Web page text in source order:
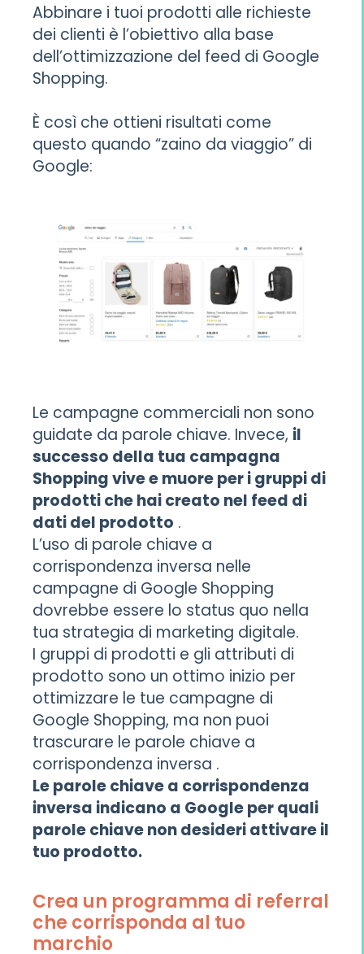
Abbinare i tuoi prodotti alle richieste
dei clienti è l’obiettivo alla base
dell’ottimizzazione del feed di Google
Shopping.
È così che ottieni risultati come
questo quando “zaino da viaggio” di
Google:
Le campagne commerciali non sono
guidate da parole chiave. Invece, il
successo della tua campagna
Shopping vive e muore per i gruppi di
prodotti che hai creato nel feed di
dati del prodotto .
L’uso di parole chiave a
corrispondenza inversa nelle
campagne di Google Shopping
dovrebbe essere lo status quo nella
tua strategia di marketing digitale.
I gruppi di prodotti e gli attributi di
prodotto sono un ottimo inizio per
ottimizzare le tue campagne di
Google Shopping, ma non puoi
trascurare le parole chiave a
corrispondenza inversa .
Le parole chiave a corrispondenza
inversa indicano a Google per quali
parole chiave non desideri attivare il
tuo prodotto.
Crea un programma di referral
che corrisponda al tuo
marchio